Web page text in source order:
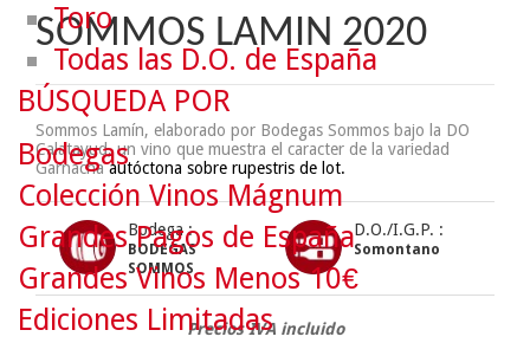
SOMMOS LAMIN 2020
Sommos Lamín, elaborado por Bodegas Sommos bajo la DO
Calatayud, un vino que muestra el caracter de la variedad
Garnachaautóctona sobre rupestris de lot.
Bodega :
BODEGAS
SOMMOS
D.O./I.G.P. :
Somontano
Precios IVA incluido
Toro
Todas las D.O. de España
BÚSQUEDA POR
Bodegas
Colección Vinos Mágnum
Grandes Pagos de España
Grandes Vinos Menos 10€
Ediciones Limitadas